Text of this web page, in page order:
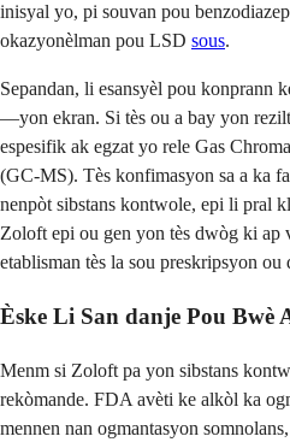
inisyal yo, pi souvan pou
okazyonèlman pou LSD sous.
Sepandan, li esansyèl pou konprann
—yon ekran. Si tès ou a bay yon
espesifik ak egzat yo rele Gas
(GC-MS). Tès konfimasyon sa a ka
nenpòt sibstans kontwole, epi li pral
Zoloft epi ou gen yon tès dwòg ki
etablisman tès la sou preskripsyon ou
Èske Li San danje Pou Bwè
Menm si Zoloft pa yon sibstans
rekòmande. FDA avèti ke alkòl ka
mennen nan ogmantasyon